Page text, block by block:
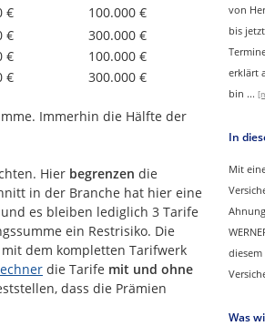
von
bis
erklärt
bin ...
In
Mit
Was
€
100.000 €
€
300.000 €
€
100.000 €
€ 300.000 €
Immerhin die Hälfte der
Hier begrenzen die
in der Branche hat hier eine
es bleiben lediglich 3 Tarife
ein Restrisiko. Die
dem kompletten Tarifwerk
die Tarife mit und ohne
dass die Prämien